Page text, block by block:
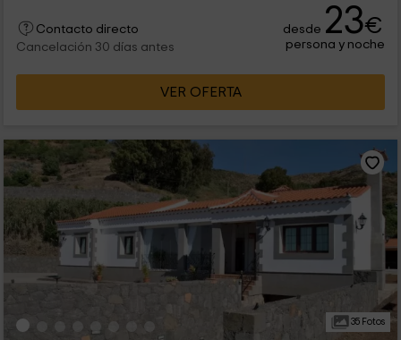
Contacto directo
Cancelación 30 días antes
desde 23€
persona y noche
VER OFERTA
35 Fotos